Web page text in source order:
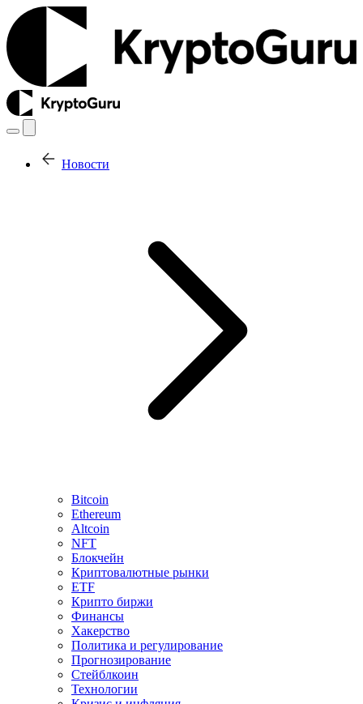
Новости
Bitcoin
Ethereum
Altcoin
NFT
Блокчейн
Криптовалютные рынки
ETF
Крипто биржи
Финансы
Хакерство
Политика и регулирование
Прогнозирование
Стейблкоин
Технологии